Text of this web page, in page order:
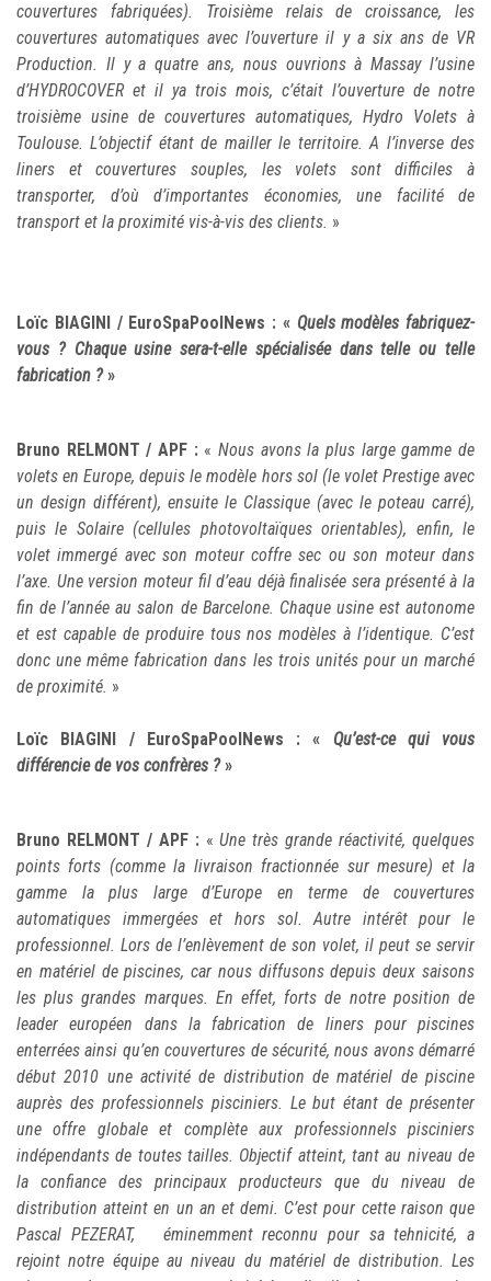
couvertures fabriquées). Troisième relais de croissance, les
couvertures automatiques avec l’ouverture il y a six ans de VR
Production. Il y a quatre ans, nous ouvrions à Massay l’usine
d’HYDROCOVER et il ya trois mois, c’était l’ouverture de notre
troisième usine de couvertures automatiques, Hydro Volets à
Toulouse. L’objectif étant de mailler le territoire. A l’inverse des
liners et couvertures souples, les volets sont difficiles à
transporter, d’où d’importantes économies, une facilité de
transport et la proximité vis-à-vis des clients. »
Loïc BIAGINI / EuroSpaPoolNews : « Quels modèles fabriquez-
vous ? Chaque usine sera-t-elle spécialisée dans telle ou telle
fabrication ?»
Bruno RELMONT / APF :«Nous avons la plus large gamme de
volets en Europe, depuis le modèle hors sol (le volet Prestige avec
un design différent), ensuite le Classique (avec le poteau carré),
puis le Solaire (cellules photovoltaïques orientables), enfin, le
volet immergé avec son moteur coffre sec ou son moteur dans
l’axe. Une version moteur fil d’eau déjà finalisée sera présenté à la
fin de l’année au salon de Barcelone. Chaque usine est autonome
et est capable de produire tous nos modèles à l’identique. C’est
donc une même fabrication dans les trois unités pour un marché
de proximité. »
Loïc BIAGINI / EuroSpaPoolNews : « Qu’est-ce qui vous
différencie de vos confrères ?»
Bruno RELMONT / APF :«Une très grande réactivité, quelques
points forts (comme la livraison fractionnée sur mesure) et la
gamme la plus large d’Europe en terme de couvertures
automatiques immergées et hors sol. Autre intérêt pour le
professionnel. Lors de l’enlèvement de son volet, il peut se servir
en matériel de piscines, car nous diffusons depuis deux saisons
les plus grandes marques. En effet, forts de notre position de
leader européen dans la fabrication de liners pour piscines
enterrées ainsi qu’en couvertures de sécurité, nous avons démarré
début 2010 une activité de distribution de matériel de piscine
auprès des professionnels pisciniers. Le but étant de présenter
une offre globale et complète aux professionnels pisciniers
indépendants de toutes tailles. Objectif atteint, tant au niveau de
la confiance des principaux producteurs que du niveau de
distribution atteint en un an et demi. C’est pour cette raison que
Pascal PEZERAT, éminemment reconnu pour sa tehnicité, a
rejoint notre équipe au niveau du matériel de distribution. Les